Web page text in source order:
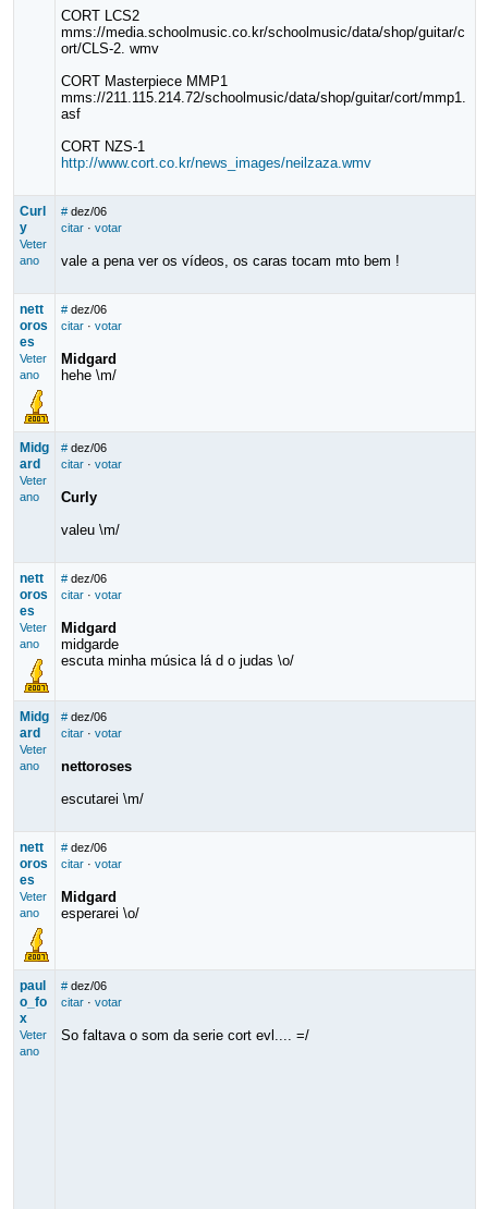
CORT LCS2
mms://media.schoolmusic.co.kr/schoolmusic/data/shop/guitar/c
ort/CLS-2. wmv
CORT Masterpiece MMP1
mms://211.115.214.72/schoolmusic/data/shop/guitar/cort/mmp1.
asf
CORT NZS-1
http://www.cort.co.kr/news_images/neilzaza.wmv
Curl
y
Veter
ano
# dez/06
citar· votar
vale a pena ver os vídeos, os caras tocam mto bem !
nett
oros
es
Veter
ano
# dez/06
citar· votar
Midgard
hehe \m/
Midg
ard
Veter
ano
# dez/06
citar· votar
Curly
valeu \m/
nett
oros
es
Veter
ano
# dez/06
citar· votar
Midgard
midgarde
escuta minha música lá d o judas \o/
Midg
ard
Veter
ano
# dez/06
citar· votar
nettoroses
escutarei \m/
nett
oros
es
Veter
ano
# dez/06
citar· votar
Midgard
esperarei \o/
paul
o_fo
x
Veter
ano
# dez/06
citar· votar
So faltava o som da serie cort evl.... =/